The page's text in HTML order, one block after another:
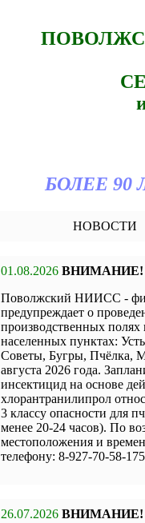
БОЛЕЕ
НОВОСТИ
01.08.2026
Поволжский НИИСС -
предупреждает о
производственных
населенных пунктах:
Советы, Бугры, Пчёлка,
августа 2026 года.
инсектицид на основе
хлорантранилипрол
3 классу опасности для
менее 20-24 часов). По
местоположения и
телефону: 8-927-70-58-
26.07.2026